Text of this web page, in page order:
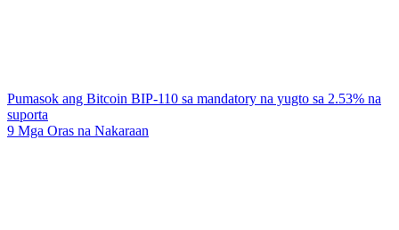
Pumasok ang Bitcoin BIP-110 sa mandatory na yugto sa 2.53% na
suporta
9 Mga Oras na Nakaraan